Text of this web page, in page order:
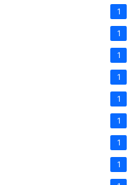
1
1
1
1
1
1
1
1